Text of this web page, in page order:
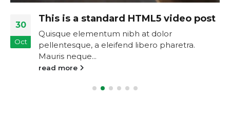
30
Oct
This is a standard HTML5 video post
Quisque elementum nibh at dolor
pellentesque, a eleifend libero pharetra.
Mauris neque...
read more